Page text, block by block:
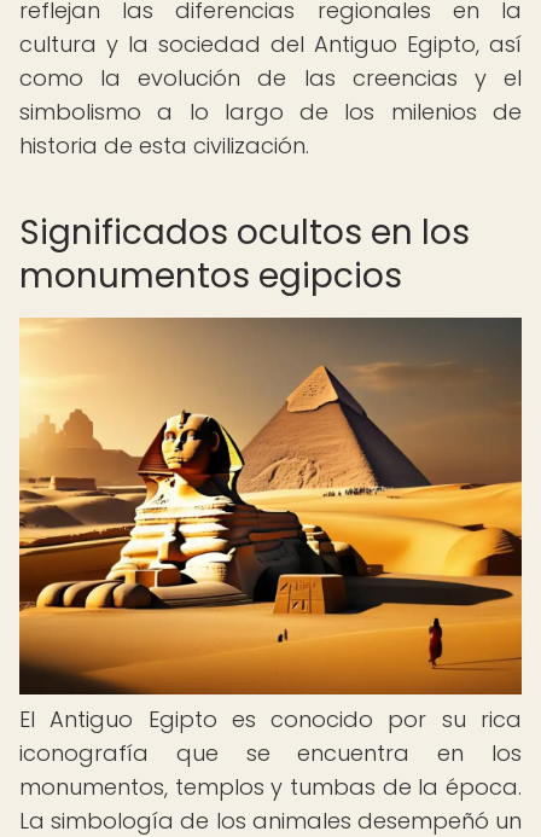
reflejan las diferencias regionales en la
cultura y la sociedad del Antiguo Egipto, así
como la evolución de las creencias y el
simbolismo a lo largo de los milenios de
historia de esta civilización.
Significados ocultos en los
monumentos egipcios
El Antiguo Egipto es conocido por su rica
iconografía que se encuentra en los
monumentos, templos y tumbas de la época.
La simbología de los animales desempeñó un